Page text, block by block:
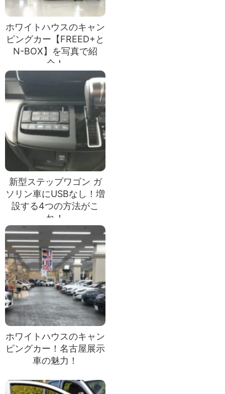
ホワイトハウスのキャン
ピングカー【FREED+と
N-BOX】を写真で紹
介！
新型ステップワゴン ガ
ソリン車にUSBなし！増
設する4つの方法がこ
れ！
ホワイトハウスのキャン
ピングカー！名古屋展示
車の魅力！